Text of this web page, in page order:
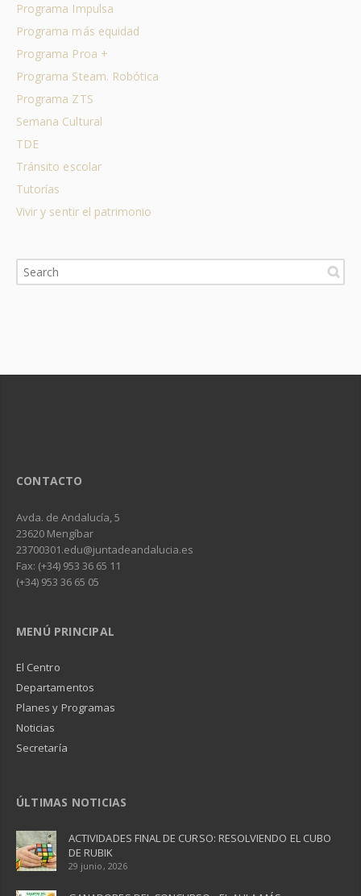
Programa Impulsa
Programa más equidad
Programa Proa +
Programa Steam. Robótica
Programa ZTS
Semana Cultural
TDE
Tránsito escolar
Tutorías
Vivir y sentir el patrimonio
CONTACTO
Avda. de Andalucía, 5
23620 Mengíbar
23700301.edu@juntadeandalucia.es
Fax: (+34) 953 36 65 11
(+34) 953 36 65 05
MENÚ PRINCIPAL
El Centro
Departamentos
Planes y Programas
Noticias
Secretaría
ÚLTIMAS NOTICIAS
ACTIVIDADES FINAL DE CURSO: RESOLVIENDO EL CUBO
DE RUBIK
29 junio, 2026